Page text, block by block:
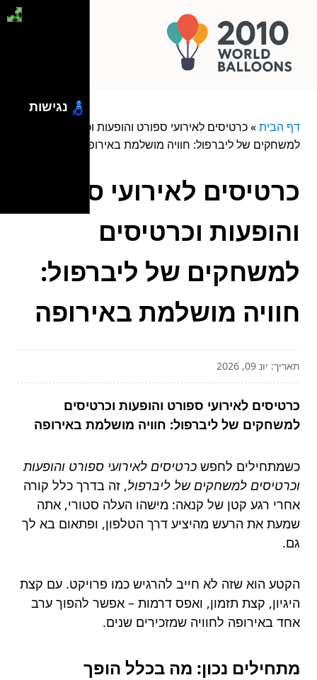
דף הבית»כרטיסים לאירועי ספורט והופעות וכרטיסים
למשחקים של ליברפול: חוויה מושלמת באירופה
כרטיסים לאירועי ספורט
והופעות וכרטיסים
למשחקים של ליברפול:
חוויה מושלמת באירופה
תאריך: יונ 09, 2026
כרטיסים לאירועי ספורט והופעות וכרטיסים
למשחקים של ליברפול: חוויה מושלמת באירופה
כשמתחילים לחפש כרטיסים לאירועי ספורט והופעות
וכרטיסים למשחקים של ליברפול, זה בדרך כלל קורה
אחרי רגע קטן של קנאה: מישהו העלה סטורי, אתה
שמעת את הרעש מהיציע דרך הטלפון, ופתאום בא לך
גם.
הקטע הוא שזה לא חייב להרגיש כמו פרויקט. עם קצת
היגיון, קצת תזמון, ואפס דרמות – אפשר להפוך ערב
אחד באירופה לחוויה שמזכירים שנים.
מתחילים נכון: מה בכלל הופך
נגישות